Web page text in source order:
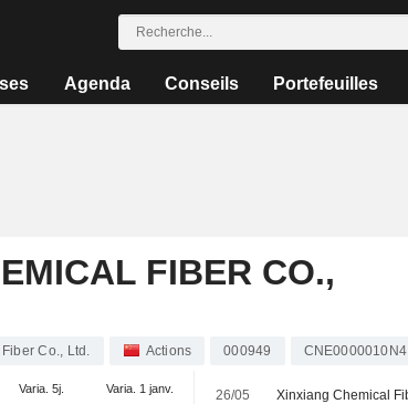
Agenda Conseils Portefeuilles
FIBER CO.,
Co., Ltd. Actions 000949 CNE0000010N4
Varia. 5j. Varia. 1 janv. 26/05